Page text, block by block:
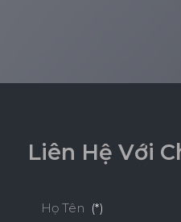
Liên Hệ Với C
Họ Tên (*)